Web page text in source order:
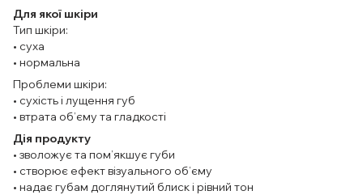
Для якої шкіри
Тип шкіри:
• суха
• нормальна
Проблеми шкіри:
• сухість і лущення губ
• втрата об’єму та гладкості
Дія продукту
• зволожує та пом’якшує губи
• створює ефект візуального об’єму
• надає губам доглянутий блиск і рівний тон